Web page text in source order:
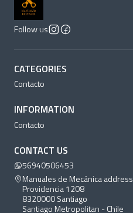
Follow us
CATEGORIES
Contacto
INFORMATION
Contacto
CONTACT US
56940506453
Manuales de Mecánica address
Providencia 1208
8320000 Santiago
Santiago Metropolitan - Chile